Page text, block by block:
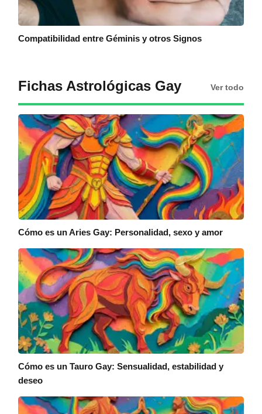
Compatibilidad entre Géminis y otros Signos
Fichas Astrológicas Gay Ver todo
Cómo es un Aries Gay: Personalidad, sexo y amor
Cómo es un Tauro Gay: Sensualidad, estabilidad y
deseo